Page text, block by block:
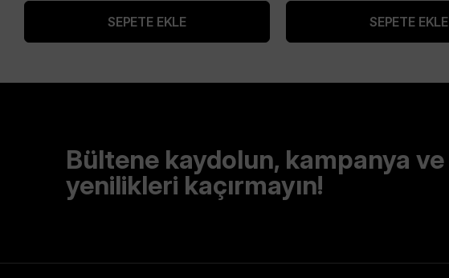
SEPETE EKLE SEPETE EKLE
Bültene kaydolun, kampanya ve
yenilikleri kaçırmayın!